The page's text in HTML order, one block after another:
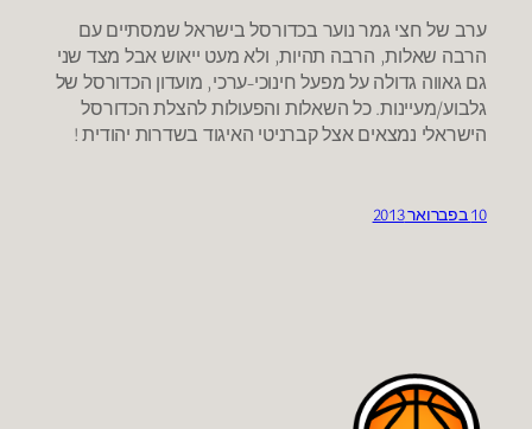
ערב של חצי גמר נוער בכדורסל בישראל שמסתיים עם
הרבה שאלות, הרבה תהיות, ולא מעט ייאוש אבל מצד שני
גם גאווה גדולה על מפעל חינוכי-ערכי, מועדון הכדורסל של
גלבוע/מעיינות. כל השאלות והפעולות להצלת הכדורסל
הישראלי נמצאים אצל קברניטי האיגוד בשדרות יהודית !
10 בפברואר 2013